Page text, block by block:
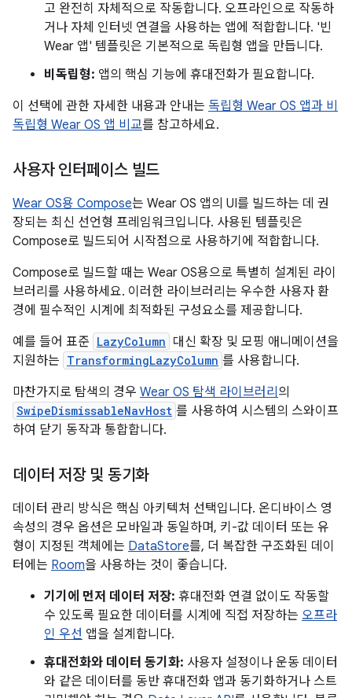
고 완전히 자체적으로 작동합니다. 오프라인으로 작동하
거나 자체 인터넷 연결을 사용하는 앱에 적합합니다. '빈
Wear 앱' 템플릿은 기본적으로 독립형 앱을 만듭니다.
비독립형: 앱의 핵심 기능에 휴대전화가 필요합니다.
이 선택에 관한 자세한 내용과 안내는 독립형 Wear OS 앱과 비
독립형 Wear OS 앱 비교를 참고하세요.
사용자 인터페이스 빌드
Wear OS용 Compose는 Wear OS 앱의 UI를 빌드하는 데 권
장되는 최신 선언형 프레임워크입니다. 사용된 템플릿은
Compose로 빌드되어 시작점으로 사용하기에 적합합니다.
Compose로 빌드할 때는 Wear OS용으로 특별히 설계된 라이
브러리를 사용하세요. 이러한 라이브러리는 우수한 사용자 환
경에 필수적인 시계에 최적화된 구성요소를 제공합니다.
예를 들어 표준 LazyColumn 대신 확장 및 모핑 애니메이션을
지원하는 TransformingLazyColumn 를 사용합니다.
마찬가지로 탐색의 경우 Wear OS 탐색 라이브러리 의
SwipeDismissableNavHost 를 사용하여 시스템의 스와이프
하여 닫기 동작과 통합합니다.
데이터 저장 및 동기화
데이터 관리 방식은 핵심 아키텍처 선택입니다. 온디바이스 영
속성의 경우 옵션은 모바일과 동일하며, 키-값 데이터 또는 유
형이 지정된 객체에는 DataStore를, 더 복잡한 구조화된 데이
터에는 Room을 사용하는 것이 좋습니다.
기기에 먼저 데이터 저장: 휴대전화 연결 없이도 작동할
수 있도록 필요한 데이터를 시계에 직접 저장하는 오프라
인 우선 앱을 설계합니다.
휴대전화와 데이터 동기화: 사용자 설정이나 운동 데이터
와 같은 데이터를 동반 휴대전화 앱과 동기화하거나 스트